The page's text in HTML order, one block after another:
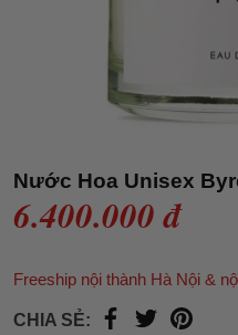
Nước Hoa Unisex
6.400.000 đ
Freeship nội thành Hà Nội &
CHIA SẺ: